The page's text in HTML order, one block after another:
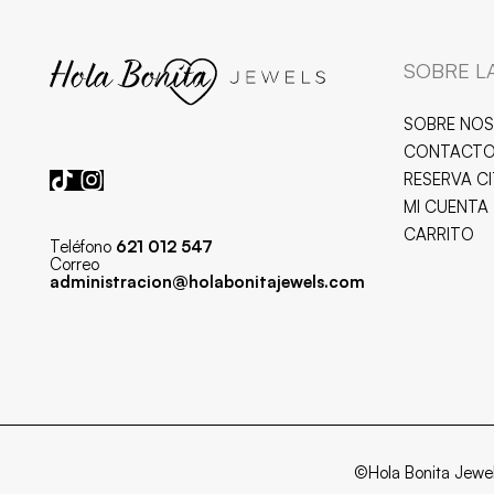
Teléfono 621 012 547
Correo
administracion@holabonitajewels.com
SOBRE
SOBRE
CONTACTO
RESERVA
MI CUENTA
CARRITO
©Hola Bonita